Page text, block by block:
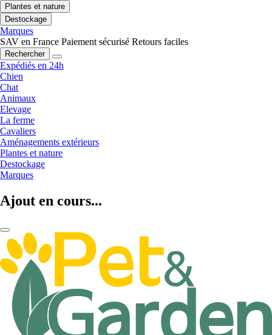
Plantes et nature
Destockage
Marques
SAV en France Paiement sécurisé Retours faciles
Rechercher
Expédiés en 24h
Chien
Chat
Animaux
Elevage
La ferme
Cavaliers
Aménagements extérieurs
Plantes et nature
Destockage
Marques
Ajout en cours...